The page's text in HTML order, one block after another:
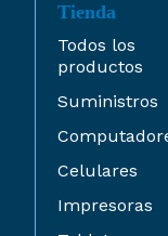
Tienda
Todos los
productos
Suministros
Celulares
Impresoras